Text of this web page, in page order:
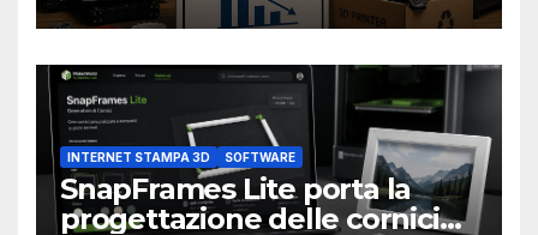
INTERNET STAMPA 3D SOFTWARE
SnapFrames Lite porta la
progettazione delle cornici